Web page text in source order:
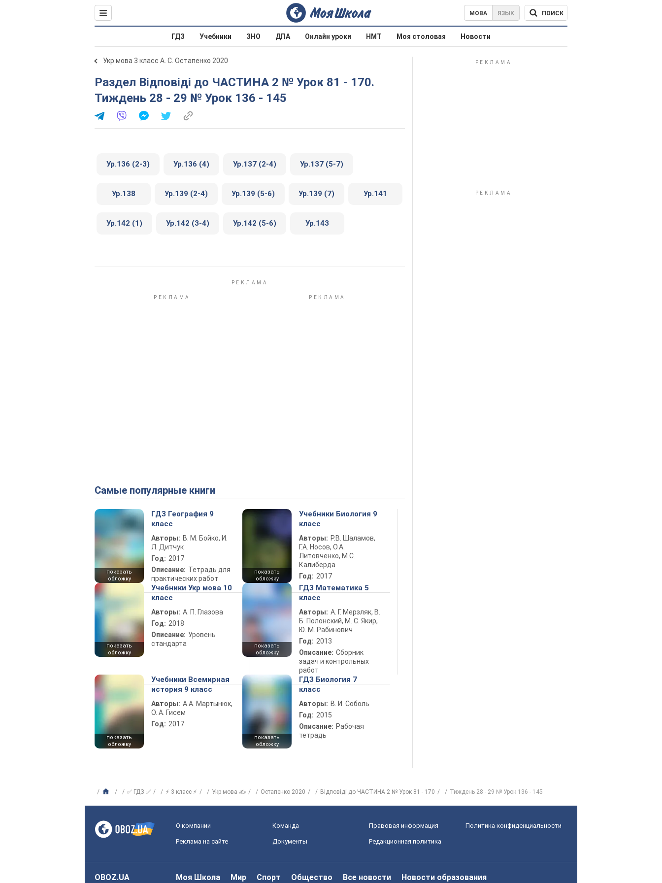
МОВА ЯЗЫК ПОИСК
ГДЗ Учебники ЗНО ДПА Онлайн уроки НМТ Моя столовая Новости
Укр мова 3 класс А. С. Остапенко 2020
Раздел Відповіді до ЧАСТИНА 2 № Урок 81 - 170.
Тиждень 28 - 29 № Урок 136 - 145
Ур.136 (2-3) Ур.136 (4) Ур.137 (2-4) Ур.137 (5-7)
Ур.138 Ур.139 (2-4) Ур.139 (5-6) Ур.139 (7) Ур.141
Ур.142 (1) Ур.142 (3-4) Ур.142 (5-6) Ур.143
Самые популярные книги
показать
обложку
ГДЗ География 9
класс
Авторы: В. М. Бойко, И.
Л. Дитчук
Год: 2017
Описание: Тетрадь для
практических работ
показать
обложку
Учебники Биология 9
класс
Авторы: Р.В. Шаламов,
Г.А. Носов, О.А.
Литовченко, М.С.
Калиберда
Год: 2017
показать
обложку
Учебники Укр мова 10
класс
Авторы: А. П. Глазова
Год: 2018
Описание: Уровень
стандарта
показать
обложку
ГДЗ Математика 5
класс
Авторы: А. Г. Мерзляк, В.
Б. Полонский, М. С. Якир,
Ю. М. Рабинович
Год: 2013
Описание: Сборник
задач и контрольных
работ
показать
обложку
Учебники Всемирная
история 9 класс
Авторы: А.А. Мартынюк,
О. А. Гисем
Год: 2017
показать
обложку
ГДЗ Биология 7
класс
Авторы: В. И. Соболь
Год: 2015
Описание: Рабочая
тетрадь
✅ ГДЗ ✅ ⚡ 3 класс ⚡ Укр мова ✍ Остапенко 2020 Відповіді до ЧАСТИНА 2 № Урок 81 - 170 Тиждень 28 - 29 № Урок 136 - 145
О компании Команда Правовая информация Политика конфиденциальности
Реклама на сайте Документы Редакционная политика
OBOZ.UA Моя Школа Мир Спорт Общество Все новости Новости образования